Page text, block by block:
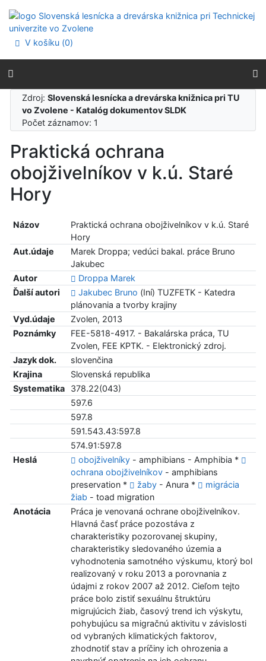
Prejsť na menu
Prehlásenie o webovej prístupnosti
V košíku (0)
Zdroj:Slovenská lesnícka a drevárska knižnica pri TU
vo Zvolene - Katalóg dokumentov SLDK
Počet záznamov: 1
Praktická ochrana
obojživelníkov v k.ú. Staré
Hory
Názov
Praktická ochrana obojživelníkov v k.ú. Staré
Hory
Aut.údaje
Marek Droppa; vedúci bakal. práce Bruno
Jakubec
Autor
Droppa Marek
Ďalší autori
Jakubec Bruno (Iní) TUZFETK - Katedra
plánovania a tvorby krajiny
Vyd.údaje
Zvolen, 2013
Poznámky
FEE-5818-4917. - Bakalárska práca, TU
Zvolen, FEE KPTK. - Elektronický zdroj.
Jazyk dok.
slovenčina
Krajina
Slovenská republika
Systematika
378.22(043)
597.6
597.8
591.543.43:597.8
574.91:597.8
Heslá
obojživelníky- amphibians - Amphibia *
ochrana obojživelníkov- amphibians
preservation *
žaby- Anura *
migrácia
žiab- toad migration
Anotácia
Práca je venovaná ochrane obojživelníkov.
Hlavná časť práce pozostáva z
charakteristiky pozorovanej skupiny,
charakteristiky sledovaného územia a
vyhodnotenia samotného výskumu, ktorý bol
realizovaný v roku 2013 a porovnania z
údajmi z rokov 2007 až 2012. Cieľom tejto
práce bolo zistiť sexuálnu štruktúru
migrujúcich žiab, časový trend ich výskytu,
pohybujúcu sa migračnú aktivitu v závislosti
od vybraných klimatických faktorov,
zhodnotiť stav a príčiny ich ohrozenia a